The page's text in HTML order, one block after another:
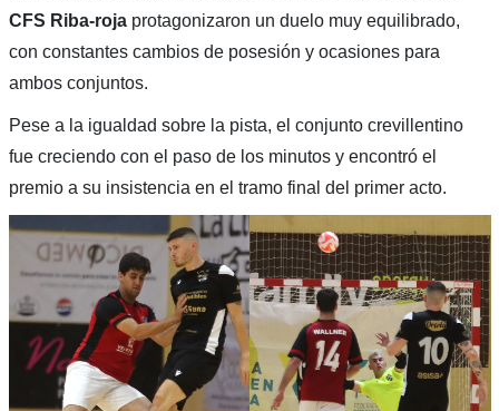
CFS Riba-rojaprotagonizaron un duelo muy equilibrado,
con constantes cambios de posesión y ocasiones para
ambos conjuntos.
Pese a la igualdad sobre la pista, el conjunto crevillentino
fue creciendo con el paso de los minutos y encontró el
premio a su insistencia en el tramo final del primer acto.